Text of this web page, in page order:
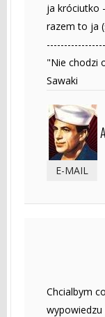
ja króciutko
razem to ja
‎"Nie chodzi
Sawaki
E-MAIL
Chcialbym